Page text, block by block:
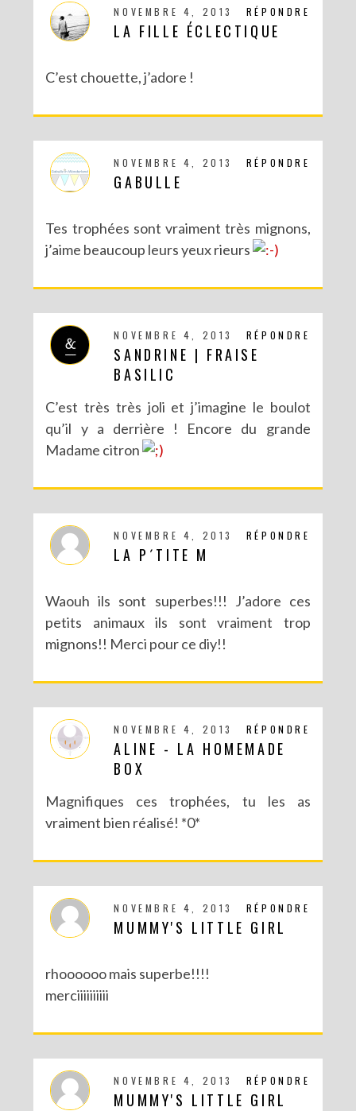
RÉPONDRE
NOVEMBRE 4, 2013
LA FILLE ÉCLECTIQUE
C’est chouette, j’adore !
RÉPONDRE
NOVEMBRE 4, 2013
GABULLE
Tes trophées sont vraiment très mignons,
j’aime beaucoup leurs yeux rieurs
RÉPONDRE
NOVEMBRE 4, 2013
SANDRINE | FRAISE
BASILIC
C’est très très joli et j’imagine le boulot
qu’il y a derrière ! Encore du grande
Madame citron
RÉPONDRE
NOVEMBRE 4, 2013
LA P´TITE M
Waouh ils sont superbes!!! J’adore ces
petits animaux ils sont vraiment trop
mignons!! Merci pour ce diy!!
RÉPONDRE
NOVEMBRE 4, 2013
ALINE - LA HOMEMADE
BOX
Magnifiques ces trophées, tu les as
vraiment bien réalisé! *0*
RÉPONDRE
NOVEMBRE 4, 2013
MUMMY'S LITTLE GIRL
rhoooooo mais superbe!!!!
merciiiiiiiiii
RÉPONDRE
NOVEMBRE 4, 2013
MUMMY'S LITTLE GIRL